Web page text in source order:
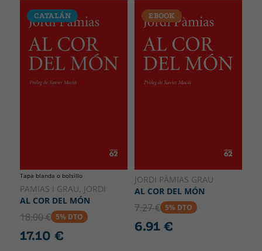
CATALÁN
Tapa blanda o bolsillo
PAMIAS I GRAU, JORDI
AL COR DEL MÓN
18.00 € 5% DTO
17.10 €
EBOOK
JORDI PÀMIAS GRAU
AL COR DEL MÓN
7.27 € 5% DTO
6.91 €